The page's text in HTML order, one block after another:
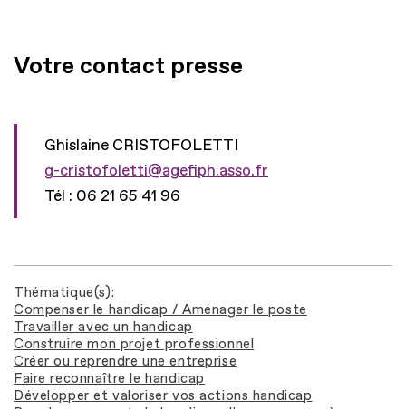
Votre contact presse
Ghislaine CRISTOFOLETTI
g-cristofoletti@agefiph.asso.fr
Tél : 06 21 65 41 96
Thématique(s)
Compenser le handicap / Aménager le poste
Travailler avec un handicap
Construire mon projet professionnel
Créer ou reprendre une entreprise
Faire reconnaître le handicap
Développer et valoriser vos actions handicap